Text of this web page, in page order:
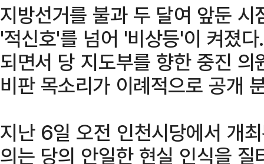
지방선거를 불과 두 달여 앞둔
'적신호'를 넘어 '비상등'이 켜졌
되면서 당 지도부를 향한 중진
비판 목소리가 이례적으로 공개
지난 6일 오전 인천시당에서 개
의는 당의 안일한 현실 인식을